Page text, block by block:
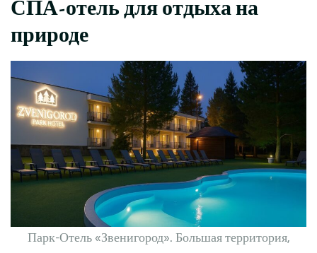
СПА-отель для отдыха на
природе
Парк-Отель «Звенигород». Большая территория,